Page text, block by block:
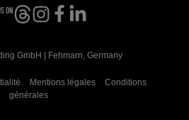
ON
GmbH | Fehmarn, Germany
Mentions légales
Conditions
générales